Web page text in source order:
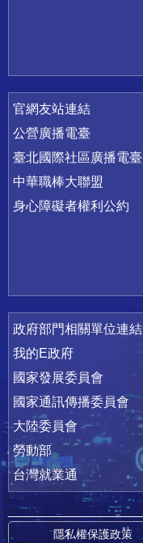
官網友站連結
公營廣播電臺
臺北國際社區廣播電臺
中華職棒大聯盟
身心障礙者權利公約
政府部門相關單位連結
我的E政府
國家發展委員會
國家通訊傳播委員會
大陸委員會
勞動部
台灣就業通
隱私權保護政策